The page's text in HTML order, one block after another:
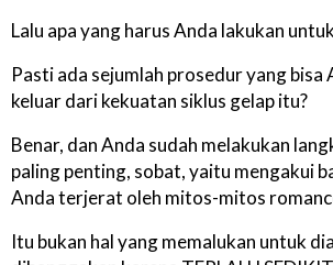
Lalu apa yang harus Anda lakukan
Pasti ada sejumlah prosedur yang bisa
keluar dari kekuatan siklus gelap itu?
Benar, dan Anda sudah melakukan
paling penting, sobat, yaitu mengakui
Anda terjerat oleh mitos-mitos
Itu bukan hal yang memalukan untuk